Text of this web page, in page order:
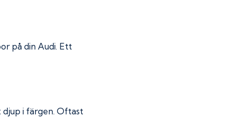
på din Audi. Ett
i färgen. Oftast